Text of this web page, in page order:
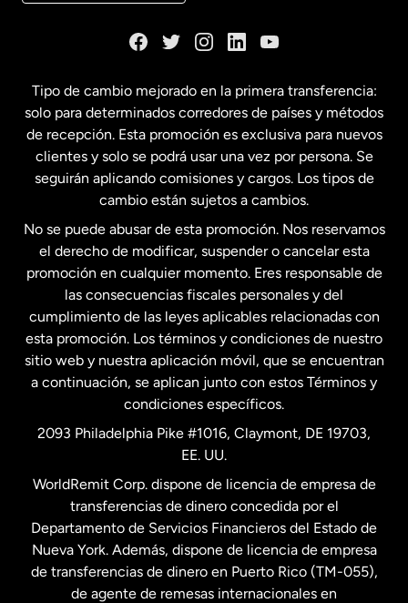
Estados Unidos English
Estados Unidos Español
Francia
Malasia
Nueva Zelanda
Países Bajos
Suecia
Tipo de cambio mejorado en la primera transferencia:
solo para determinados corredores de países y métodos
de recepción. Esta promoción es exclusiva para nuevos
clientes y solo se podrá usar una vez por persona. Se
seguirán aplicando comisiones y cargos. Los tipos de
cambio están sujetos a cambios.
No se puede abusar de esta promoción. Nos reservamos
el derecho de modificar, suspender o cancelar esta
promoción en cualquier momento. Eres responsable de
las consecuencias fiscales personales y del
cumplimiento de las leyes aplicables relacionadas con
esta promoción. Los términos y condiciones de nuestro
sitio web y nuestra aplicación móvil, que se encuentran
a continuación, se aplican junto con estos Términos y
condiciones específicos.
2093 Philadelphia Pike #1016, Claymont, DE 19703,
EE. UU.
WorldRemit Corp. dispone de licencia de empresa de
transferencias de dinero concedida por el
Departamento de Servicios Financieros del Estado de
Nueva York. Además, dispone de licencia de empresa
de transferencias de dinero en Puerto Rico (TM-055),
de agente de remesas internacionales en